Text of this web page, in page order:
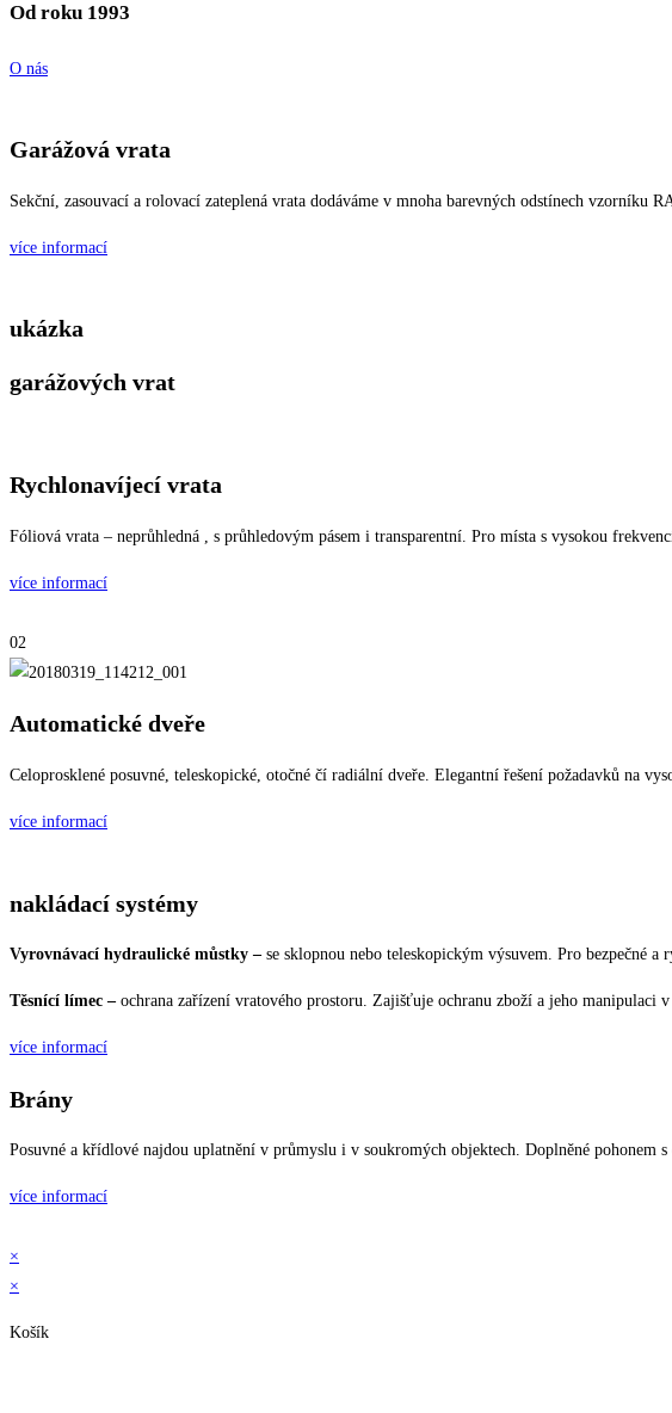
Od roku 1993
O nás
Garážová vrata
Sekční, zasouvací a rolovací zateplená vrata dodáváme v mnoha barevných odstínech vzorníku
více informací
ukázka
garážových vrat
Rychlonavíjecí vrata
Fóliová vrata – neprůhledná , s průhledovým pásem i transparentní. Pro místa s vysokou
více informací
02
Automatické dveře
Celoprosklené posuvné, teleskopické, otočné čí radiální dveře. Elegantní řešení požadavků na
více informací
nakládací systémy
Vyrovnávací hydraulické můstky – se sklopnou nebo teleskopickým výsuvem. Pro bezpečné
Těsnící límec – ochrana zařízení vratového prostoru. Zajišťuje ochranu zboží a jeho manipulaci
více informací
Brány
Posuvné a křídlové najdou uplatnění v průmyslu i v soukromých objektech. Doplněné pohonem
více informací
×
×
Košík